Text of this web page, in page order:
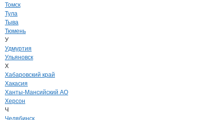
Томск
Тула
Тыва
Тюмень
У
Удмуртия
Ульяновск
Х
Хабаровский край
Хакасия
Ханты-Мансийский АО
Херсон
Ч
Челябинск